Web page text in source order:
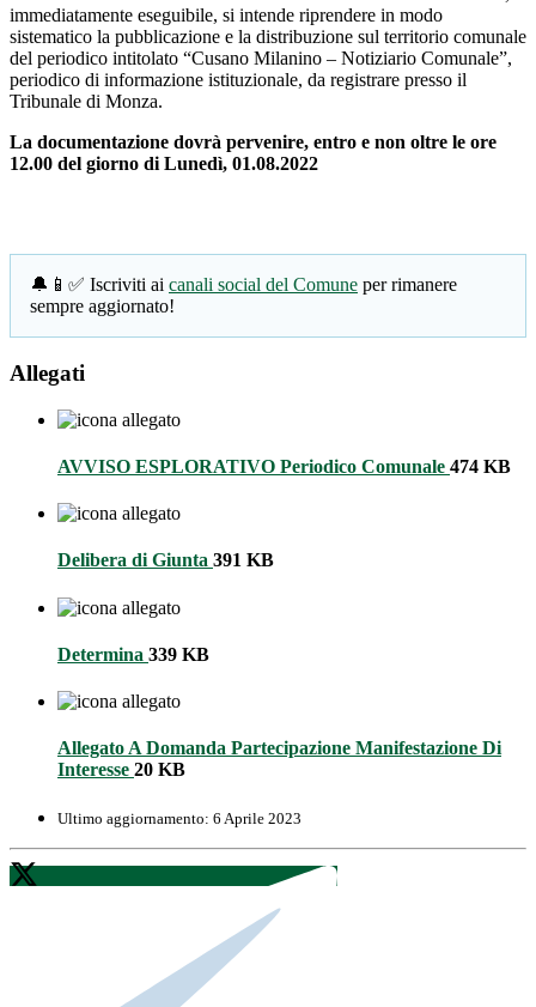
immediatamente eseguibile, si intende riprendere in modo
sistematico la pubblicazione e la distribuzione sul territorio comunale
del periodico intitolato “Cusano Milanino – Notiziario Comunale”,
periodico di informazione istituzionale, da registrare presso il
Tribunale di Monza.
La documentazione dovrà pervenire, entro e non oltre le ore
12.00 del giorno di Lunedì, 01.08.2022
🔔📱✅ Iscriviti ai canali social del Comune per rimanere
sempre aggiornato!
Allegati
AVVISO ESPLORATIVO Periodico Comunale 474 KB
Delibera di Giunta 391 KB
Determina 339 KB
Allegato A Domanda Partecipazione Manifestazione Di
Interesse 20 KB
Ultimo aggiornamento: 6 Aprile 2023